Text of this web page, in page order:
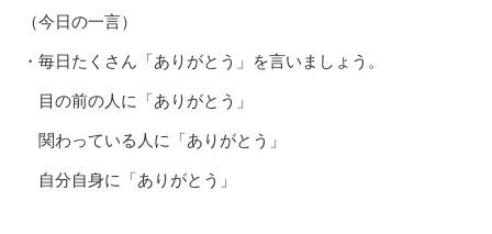
（今日の一言）
・毎日たくさん「ありがとう」を言いましょう。
目の前の人に「ありがとう」
関わっている人に「ありがとう」
自分自身に「ありがとう」